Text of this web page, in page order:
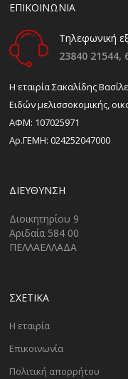
ΕΠΙΚΟΙΝΩΝΙΑ
Τηλεφωνική
23840 21544,
H εταιρία Σακαλίδης
Ειδών μελισσοκομικής,
ΑΦΜ: 107025971
Αρ.ΓΕΜΗ: 024252047000
ΔΙΕΎΘΥΝΣΗ
Διοικητηρίου 9
Αριδαία 584 00
ΠΕΛΛΑΕΛΛΑΔΑ
ΣΧΕΤΙΚΑ
Η εταιρία
Επικοινωνία
Πολιτική απορρήτου